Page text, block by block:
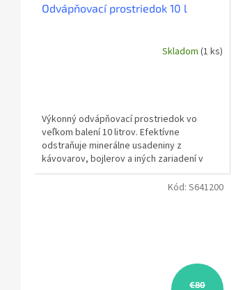
Odvápňovací prostriedok 10 l
Skladom (1 ks)
Výkonný odvápňovací prostriedok vo
veľkom balení 10 litrov. Efektívne
odstraňuje minerálne usadeniny z
kávovarov, bojlerov a iných zariadení v
profesionálnych kuchyniach. Objem:...
€80
Kód: S641200